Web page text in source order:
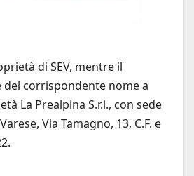
di SEV, mentre il
corrispondente nome a
La Prealpina S.r.l., con sede
Via Tamagno, 13, C.F. e